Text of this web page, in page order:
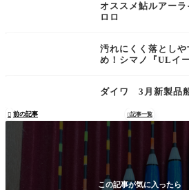
オススメ鮎ルアー
ロロ
汚れにくく落とし
め！シマノ『ULイ
ダイワ 3月新製品
 前の記事 記事一覧
この記事が気に入ったら